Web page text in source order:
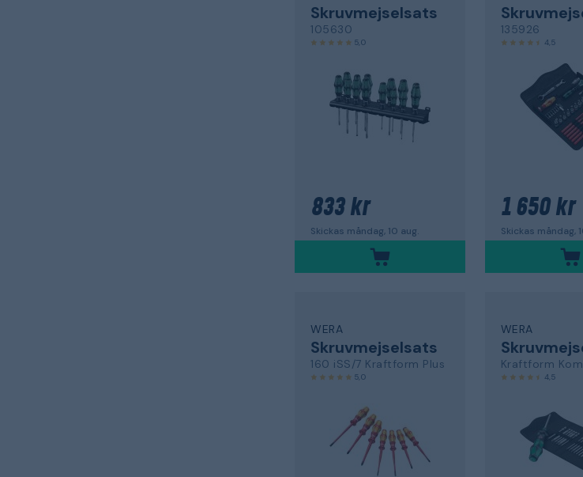
Skruvmejselsats
105630
5,0
833 kr
Skickas måndag, 10 aug.
135926
4,5
1 650 kr
Skickas måndag,
WERA
Skruvmejselsats
160 iSS/7 Kraftform Plus
5,0
WERA
4,5